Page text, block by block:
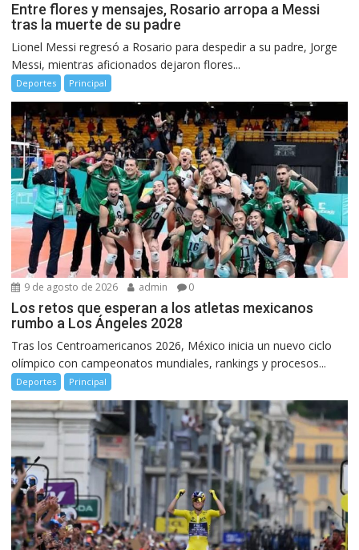
Entre flores y mensajes, Rosario arropa a Messi
tras la muerte de su padre
Lionel Messi regresó a Rosario para despedir a su padre, Jorge
Messi, mientras aficionados dejaron flores...
Deportes Principal
9 de agosto de 2026 admin 0
Los retos que esperan a los atletas mexicanos
rumbo a Los Ángeles 2028
Tras los Centroamericanos 2026, México inicia un nuevo ciclo
olímpico con campeonatos mundiales, rankings y procesos...
Deportes Principal